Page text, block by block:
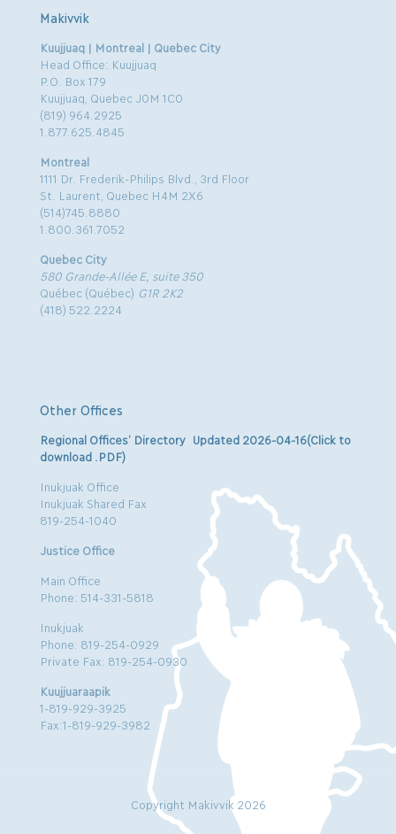
Makivvik
Kuujjuaq | Montreal | Quebec City
Head Office: Kuujjuaq
P.O. Box 179
Kuujjuaq, Quebec J0M 1C0
(819) 964.2925
1.877.625.4845
Montreal
1111 Dr. Frederik-Philips Blvd., 3rd Floor
St. Laurent, Quebec H4M 2X6
(514)745.8880
1.800.361.7052
Quebec City
580 Grande-Allée E, suite 350
Québec (Québec) G1R 2K2
(418) 522.2224
Other Offices
Regional Offices’ Directory Updated 2026-04-16(Click to
download .PDF)
Inukjuak Office
Inukjuak Shared Fax
819-254-1040
Justice Office
Main Office
Phone: 514-331-5818
Inukjuak
Phone: 819-254-0929
Private Fax: 819-254-0930
Kuujjuaraapik
1-819-929-3925
Fax:1-819-929-3982
Copyright Makivvik 2026